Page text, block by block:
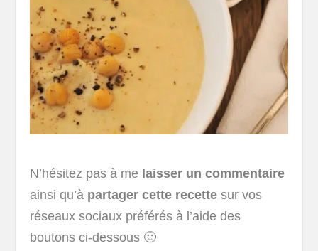
N’hésitez pas à me laisser un commentaire
ainsi qu’à partager cette recette sur vos
réseaux sociaux préférés à l’aide des
boutons ci-dessous 🙂